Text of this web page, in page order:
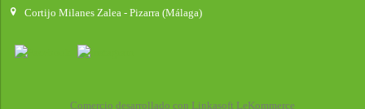
Cortijo Milanes Zalea - Pizarra (Málaga)
Comercio desarrollado con Linkasoft LeKommerce